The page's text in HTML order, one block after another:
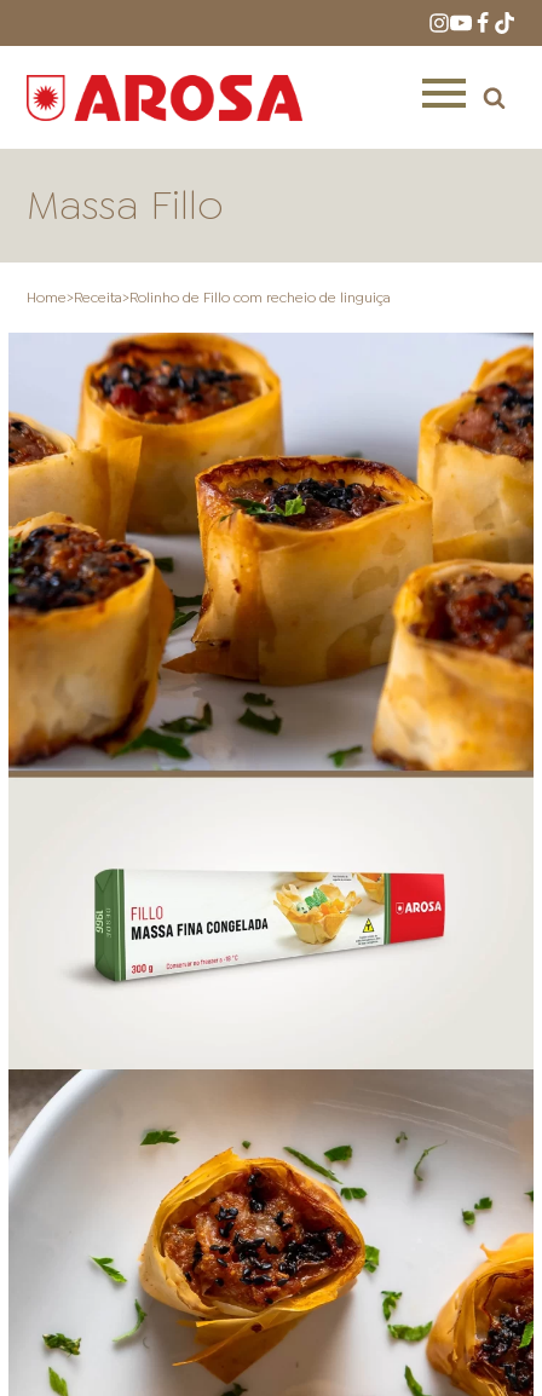
ONDE COMPRAR LOJAS AROSA
DISTRIBUIDORES E
REPRESENTANTES
FOOD SERVICE EMPRESA AGENDA DE CURSOS
INVERNO SAC ACESSO PARA PARCEIROS
Massa Fillo
Home>Receita>Rolinho de Fillo com recheio de linguiça